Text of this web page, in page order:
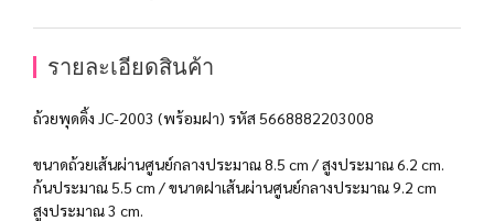
รายละเอียดสินค้า
ถ้วยพุดดิ้ง JC-2003 (พร้อมฝา) รหัส 5668882203008
ขนาดถ้วยเส้นผ่านศูนย์กลางประมาณ 8.5 cm / สูงประมาณ 6.2 cm.
ก้นประมาณ 5.5 cm / ขนาดฝาเส้นผ่านศูนย์กลางประมาณ 9.2 cm
สูงประมาณ 3 cm.